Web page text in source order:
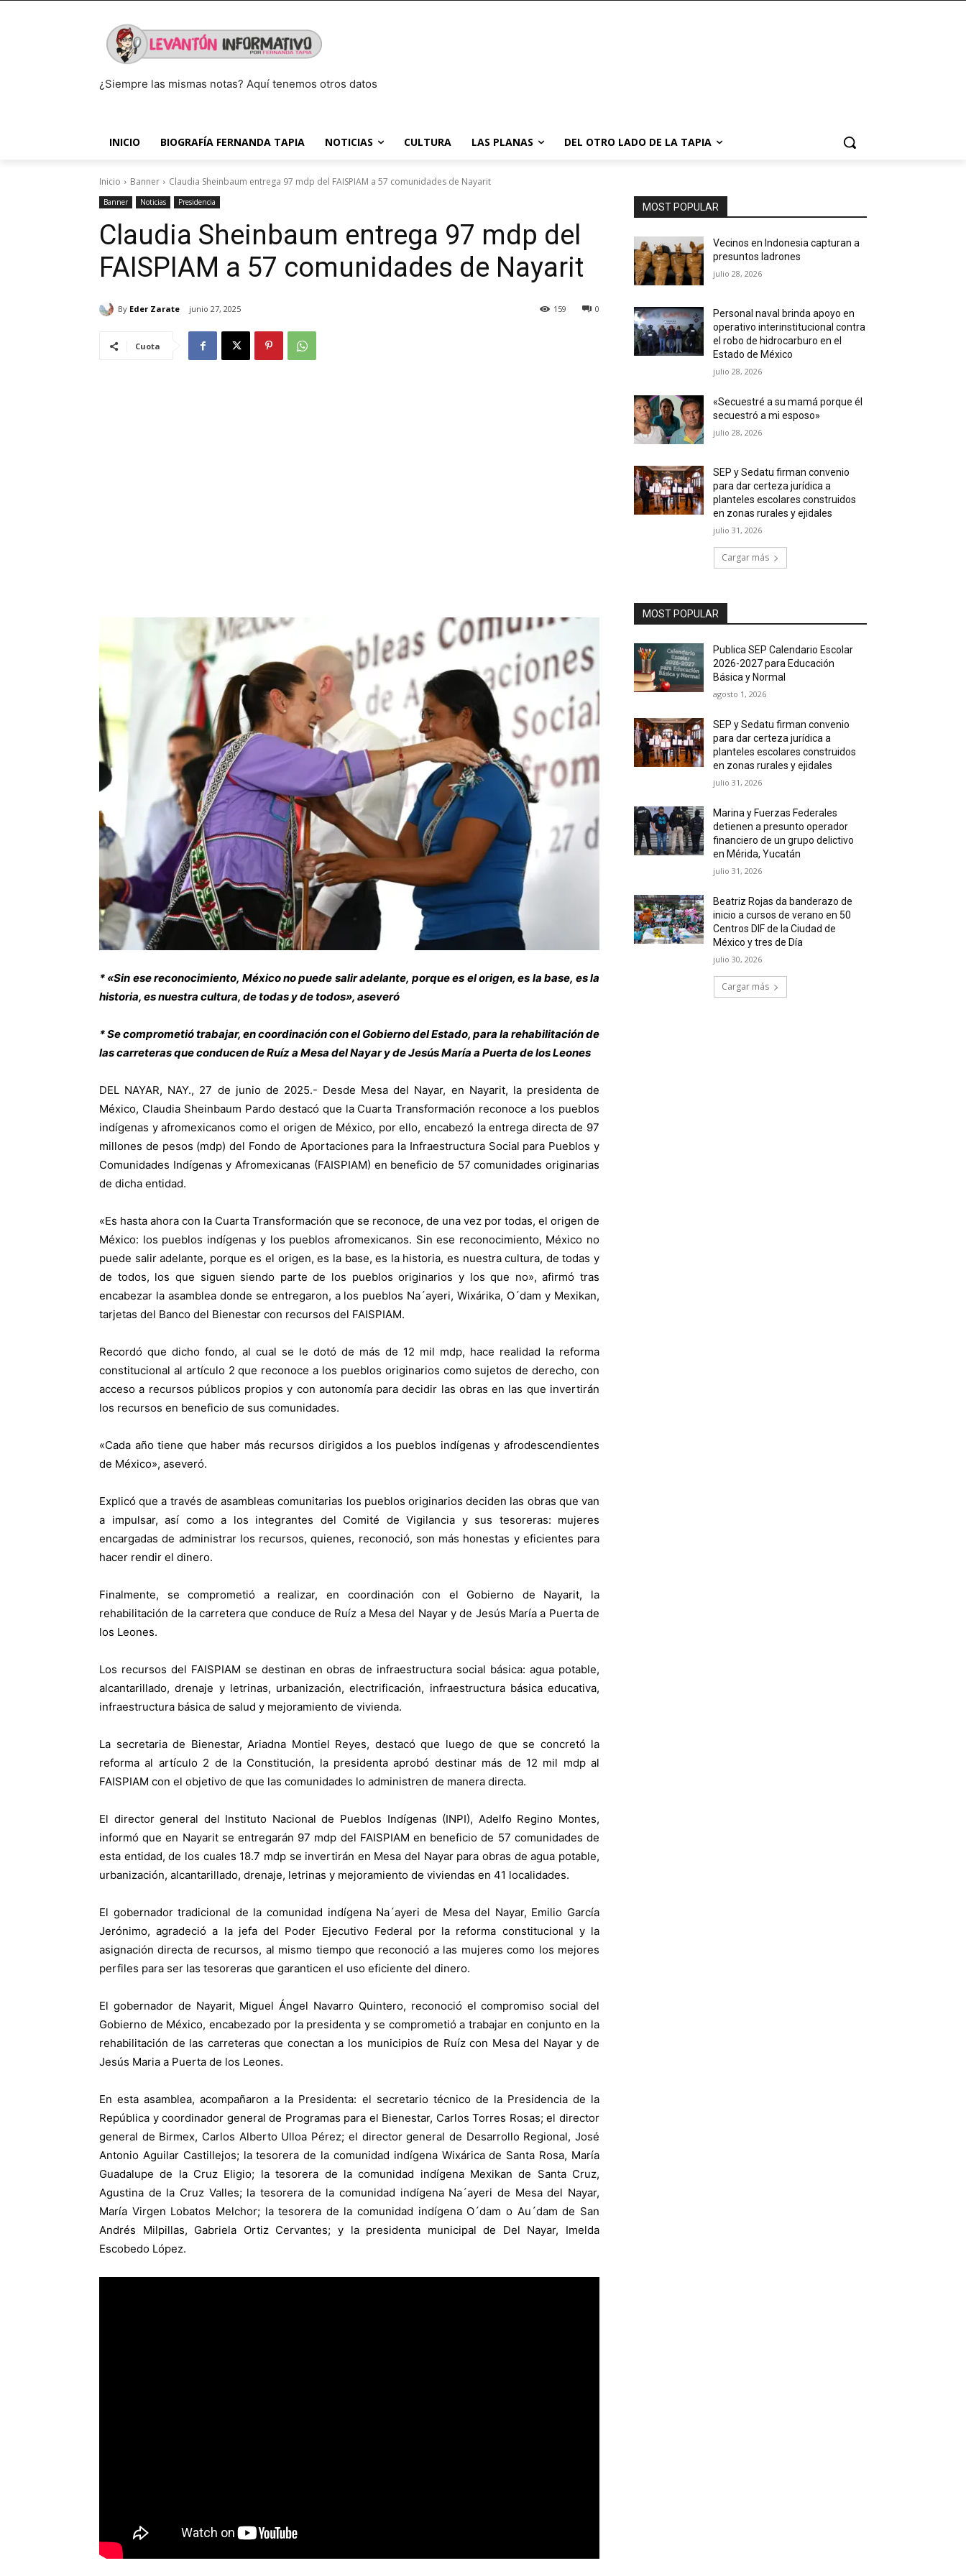
¿Siempre las mismas notas? Aquí tenemos otros datos
INICIO BIOGRAFÍA FERNANDA TAPIA NOTICIAS CULTURA LAS PLANAS DEL OTRO LADO DE LA TAPIA
Inicio Banner Claudia Sheinbaum entrega 97 mdp del FAISPIAM a 57 comunidades de Nayarit
Banner Noticias Presidencia
Claudia Sheinbaum entrega 97 mdp del
FAISPIAM a 57 comunidades de Nayarit
By Eder Zarate junio 27, 2025 0
159
Cuota
* «Sin ese reconocimiento, México no puede salir adelante, porque es el origen, es la base, es la
historia, es nuestra cultura, de todas y de todos», aseveró
* Se comprometió trabajar, en coordinación con el Gobierno del Estado, para la rehabilitación de
las carreteras que conducen de Ruíz a Mesa del Nayar y de Jesús María a Puerta de los Leones
DEL NAYAR, NAY., 27 de junio de 2025.- Desde Mesa del Nayar, en Nayarit, la presidenta de
México, Claudia Sheinbaum Pardo destacó que la Cuarta Transformación reconoce a los pueblos
indígenas y afromexicanos como el origen de México, por ello, encabezó la entrega directa de 97
millones de pesos (mdp) del Fondo de Aportaciones para la Infraestructura Social para Pueblos y
Comunidades Indígenas y Afromexicanas (FAISPIAM) en beneficio de 57 comunidades originarias
de dicha entidad.
«Es hasta ahora con la Cuarta Transformación que se reconoce, de una vez por todas, el origen de
México: los pueblos indígenas y los pueblos afromexicanos. Sin ese reconocimiento, México no
puede salir adelante, porque es el origen, es la base, es la historia, es nuestra cultura, de todas y
de todos, los que siguen siendo parte de los pueblos originarios y los que no», afirmó tras
encabezar la asamblea donde se entregaron, a los pueblos Na´ayeri, Wixárika, O´dam y Mexikan,
tarjetas del Banco del Bienestar con recursos del FAISPIAM.
Recordó que dicho fondo, al cual se le dotó de más de 12 mil mdp, hace realidad la reforma
constitucional al artículo 2 que reconoce a los pueblos originarios como sujetos de derecho, con
acceso a recursos públicos propios y con autonomía para decidir las obras en las que invertirán
los recursos en beneficio de sus comunidades.
«Cada año tiene que haber más recursos dirigidos a los pueblos indígenas y afrodescendientes
de México», aseveró.
Explicó que a través de asambleas comunitarias los pueblos originarios deciden las obras que van
a impulsar, así como a los integrantes del Comité de Vigilancia y sus tesoreras: mujeres
encargadas de administrar los recursos, quienes, reconoció, son más honestas y eficientes para
hacer rendir el dinero.
Finalmente, se comprometió a realizar, en coordinación con el Gobierno de Nayarit, la
rehabilitación de la carretera que conduce de Ruíz a Mesa del Nayar y de Jesús María a Puerta de
los Leones.
Los recursos del FAISPIAM se destinan en obras de infraestructura social básica: agua potable,
alcantarillado, drenaje y letrinas, urbanización, electrificación, infraestructura básica educativa,
infraestructura básica de salud y mejoramiento de vivienda.
La secretaria de Bienestar, Ariadna Montiel Reyes, destacó que luego de que se concretó la
reforma al artículo 2 de la Constitución, la presidenta aprobó destinar más de 12 mil mdp al
FAISPIAM con el objetivo de que las comunidades lo administren de manera directa.
El director general del Instituto Nacional de Pueblos Indígenas (INPI), Adelfo Regino Montes,
informó que en Nayarit se entregarán 97 mdp del FAISPIAM en beneficio de 57 comunidades de
esta entidad, de los cuales 18.7 mdp se invertirán en Mesa del Nayar para obras de agua potable,
urbanización, alcantarillado, drenaje, letrinas y mejoramiento de viviendas en 41 localidades.
El gobernador tradicional de la comunidad indígena Na´ayeri de Mesa del Nayar, Emilio García
Jerónimo, agradeció a la jefa del Poder Ejecutivo Federal por la reforma constitucional y la
asignación directa de recursos, al mismo tiempo que reconoció a las mujeres como los mejores
perfiles para ser las tesoreras que garanticen el uso eficiente del dinero.
El gobernador de Nayarit, Miguel Ángel Navarro Quintero, reconoció el compromiso social del
Gobierno de México, encabezado por la presidenta y se comprometió a trabajar en conjunto en la
rehabilitación de las carreteras que conectan a los municipios de Ruíz con Mesa del Nayar y de
Jesús Maria a Puerta de los Leones.
En esta asamblea, acompañaron a la Presidenta: el secretario técnico de la Presidencia de la
República y coordinador general de Programas para el Bienestar, Carlos Torres Rosas; el director
general de Birmex, Carlos Alberto Ulloa Pérez; el director general de Desarrollo Regional, José
Antonio Aguilar Castillejos; la tesorera de la comunidad indígena Wixárica de Santa Rosa, María
Guadalupe de la Cruz Eligio; la tesorera de la comunidad indígena Mexikan de Santa Cruz,
Agustina de la Cruz Valles; la tesorera de la comunidad indígena Na´ayeri de Mesa del Nayar,
María Virgen Lobatos Melchor; la tesorera de la comunidad indígena O´dam o Au´dam de San
Andrés Milpillas, Gabriela Ortiz Cervantes; y la presidenta municipal de Del Nayar, Imelda
Escobedo López.
MOST POPULAR
Vecinos en Indonesia capturan a
presuntos ladrones
julio 28, 2026
Personal naval brinda apoyo en
operativo interinstitucional contra
el robo de hidrocarburo en el
Estado de México
julio 28, 2026
«Secuestré a su mamá porque él
secuestró a mi esposo»
julio 28, 2026
SEP y Sedatu firman convenio
para dar certeza jurídica a
planteles escolares construidos
en zonas rurales y ejidales
julio 31, 2026
Cargar más
MOST POPULAR
Publica SEP Calendario Escolar
2026-2027 para Educación
Básica y Normal
agosto 1, 2026
SEP y Sedatu firman convenio
para dar certeza jurídica a
planteles escolares construidos
en zonas rurales y ejidales
julio 31, 2026
Marina y Fuerzas Federales
detienen a presunto operador
financiero de un grupo delictivo
en Mérida, Yucatán
julio 31, 2026
Beatriz Rojas da banderazo de
inicio a cursos de verano en 50
Centros DIF de la Ciudad de
México y tres de Día
julio 30, 2026
Cargar más